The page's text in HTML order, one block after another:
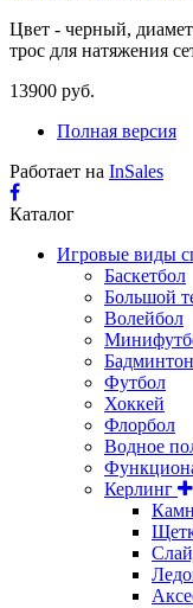
Цвет - черный,
трос для натяжения
13900 руб.
Полная версия
Работает на InSales
Каталог
Игровые виды
Баскетбол
Большой
Волейбол
Бадминтон
Футбол
Хоккей
Флорбол
Водное
Керлинг